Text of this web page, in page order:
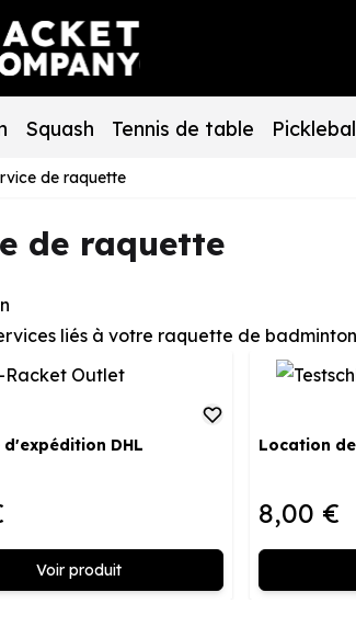
Squash Tennis de table
de raquette
de raquette
liés à votre raquette de
DHL
Voir produit
Location
8,00 €